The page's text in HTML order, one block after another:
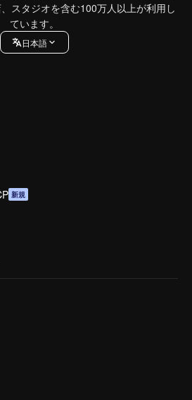
スタジオを含む100万人以上が利用し
ています。
日本語
新規